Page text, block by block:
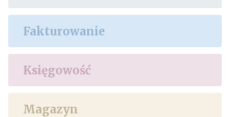
Fakturowanie
Księgowość
Magazyn